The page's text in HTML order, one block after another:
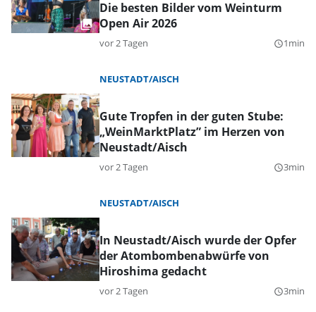
Die besten Bilder vom Weinturm
Open Air 2026
vor 2 Tagen query_builder1min
NEUSTADT/AISCH
Gute Tropfen in der guten Stube:
„WeinMarktPlatz” im Herzen von
Neustadt/Aisch
vor 2 Tagen query_builder3min
NEUSTADT/AISCH
In Neustadt/Aisch wurde der Opfer
der Atombombenabwürfe von
Hiroshima gedacht
vor 2 Tagen query_builder3min